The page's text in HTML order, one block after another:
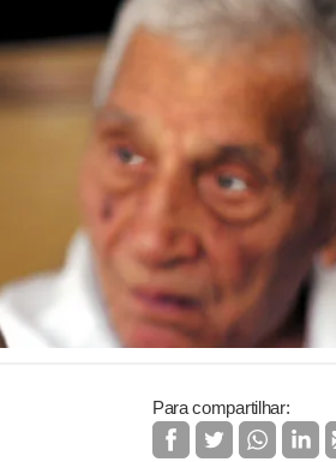
Para compartilhar: